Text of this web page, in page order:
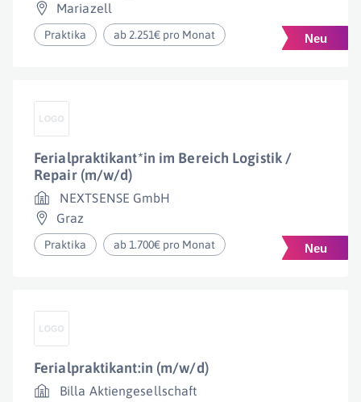
Mariazell
Praktika ab 2.251€ pro Monat
Ferialpraktikant*in im Bereich Logistik /
Repair (m/w/d)
NEXTSENSE GmbH
Graz
Praktika ab 1.700€ pro Monat
Ferialpraktikant:in (m/w/d)
Billa Aktiengesellschaft